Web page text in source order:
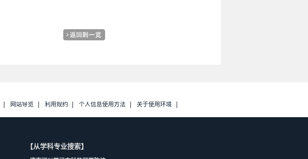
网站导览 利用规约 个人信息使用方法 关于使用环境
【从学科专业搜索】